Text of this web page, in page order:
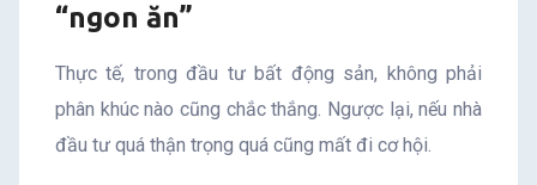
phải
đầu
tư
“ngon ăn”
Thực tế, trong đầu tư bất động sản, không phải
phân khúc nào cũng chắc thắng. Ngược lại, nếu nhà
đầu tư quá thận trọng quá cũng mất đi cơ hội.